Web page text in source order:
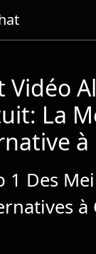
Vidéo
La
à
1 Des
à